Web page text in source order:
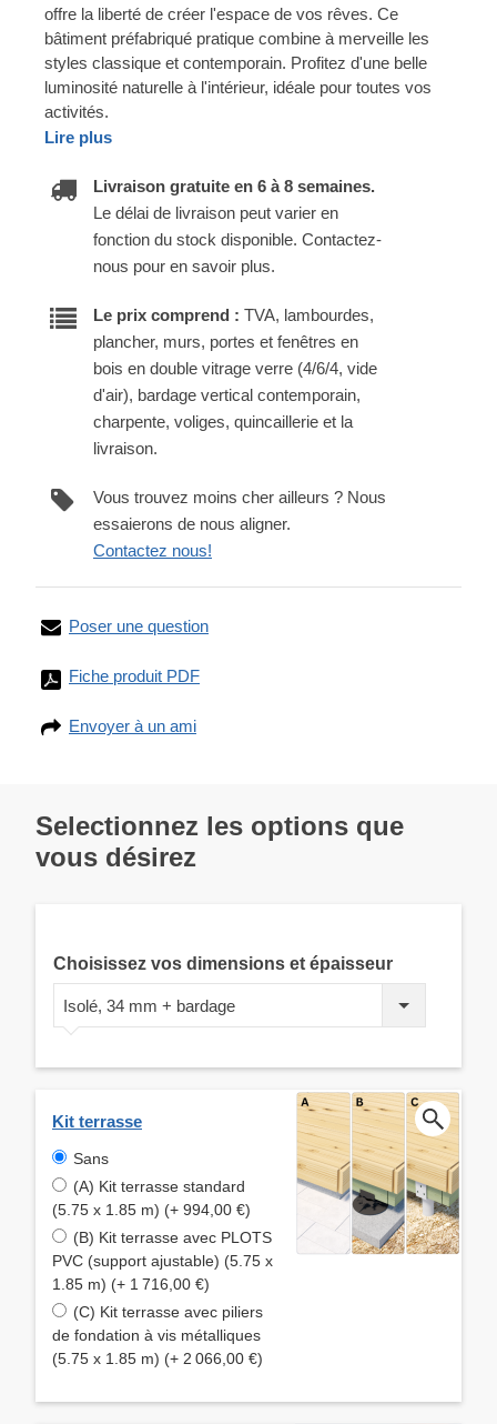
offre la liberté de créer l'espace de vos rêves. Ce
bâtiment préfabriqué pratique combine à merveille les
styles classique et contemporain. Profitez d'une belle
luminosité naturelle à l'intérieur, idéale pour toutes vos
activités.
Lire plus
Livraison gratuite en 6 à 8 semaines.
Le délai de livraison peut varier en
fonction du stock disponible. Contactez-
nous pour en savoir plus.
Le prix comprend : TVA, lambourdes,
plancher, murs, portes et fenêtres en
bois en double vitrage verre (4/6/4, vide
d'air), bardage vertical contemporain,
charpente, voliges, quincaillerie et la
livraison.
Vous trouvez moins cher ailleurs ? Nous
essaierons de nous aligner.
Contactez nous!
Poser une question
Fiche produit PDF
Envoyer à un ami
Selectionnez les options que
vous désirez
Choisissez vos dimensions et épaisseur
Isolé, 34 mm + bardage
Kit terrasse
Sans
(A) Kit terrasse standard
(5.75 x 1.85 m) (+ 994,00 €)
(B) Kit terrasse avec PLOTS
PVC (support ajustable) (5.75 x
1.85 m) (+ 1 716,00 €)
(C) Kit terrasse avec piliers
de fondation à vis métalliques
(5.75 x 1.85 m) (+ 2 066,00 €)